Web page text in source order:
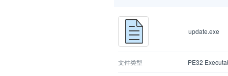
update.exe
文件类型 PE32